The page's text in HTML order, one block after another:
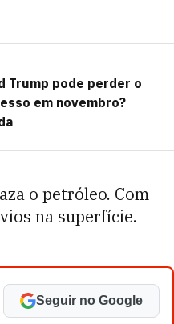
Trump pode perder o
em novembro?
o petróleo. Com
na superfície.
Seguir no Google